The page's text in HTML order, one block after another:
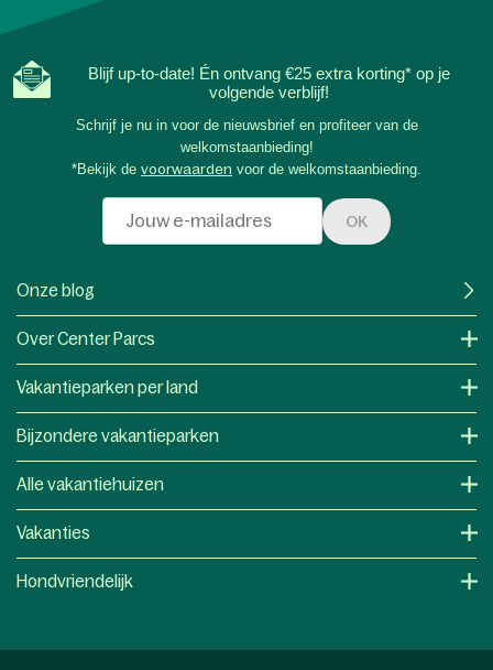
Blijf up-to-date! Én ontvang €25 extra korting* op je
volgende verblijf!
Schrijf je nu in voor de nieuwsbrief en profiteer van de
welkomstaanbieding!
*Bekijk de voorwaarden voor de welkomstaanbieding.
OK
Onze blog
Over Center Parcs
Vakantieparken per land
Bijzondere vakantieparken
Alle vakantiehuizen
Vakanties
Hondvriendelijk